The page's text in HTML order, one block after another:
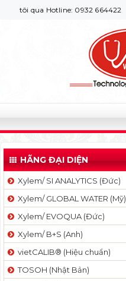
qua Hotline: 0932 664422
HÃNG ĐẠI DIỆN
Xylem/ SI ANALYTICS (Đức)
Xylem/ GLOBAL WATER (Mỹ)
Xylem/ EVOQUA (Đức)
Xylem/ B+S (Anh)
vietCALIB® (Hiệu chuẩn)
TOSOH (Nhật Bản)